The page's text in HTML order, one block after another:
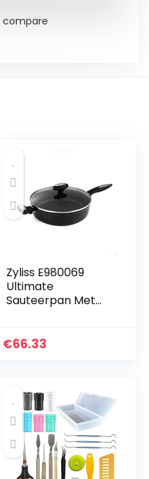
compare
Zyliss E980069
Ultimate
Sauteerpan Met
Aluminium, Zwart,
€66.33